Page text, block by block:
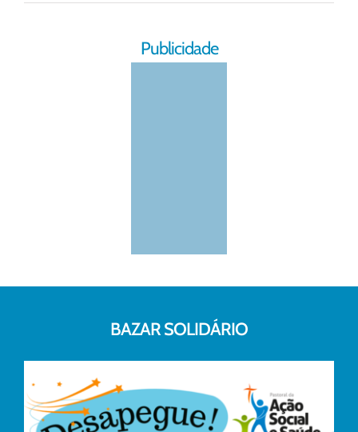
Publicidade
BAZAR SOLIDÁRIO